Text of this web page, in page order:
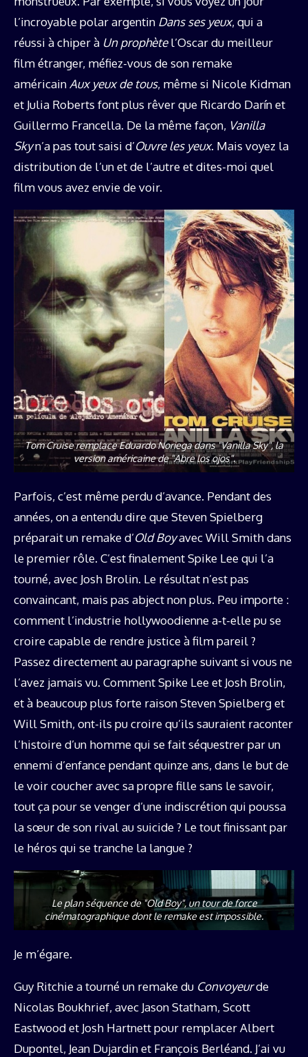
l’incroyable polar argentin Dans ses yeux, qui a
réussi à chiper à Un prophètel’Oscar du meilleur
film étranger, méfiez-vous de son remake
américain Aux yeux de tous, même si Nicole Kidman
et Julia Roberts font plus rêver que Ricardo Darín et
Guillermo Francella. De la même façon, Vanilla
Skyn’a pas tout saisi d’Ouvre les yeux. Mais voyez la
distribution de l’un et de l’autre et dites-moi quel
film vous avez envie de voir.
Tom Cruise remplace Eduardo Noriega dans "Vanilla Sky", la
version américaine de "Abre los ojos".
Parfois, c’est même perdu d’avance. Pendant des
années, on a entendu dire que Steven Spielberg
préparait un remake d’Old Boyavec Will Smith dans
le premier rôle. C’est finalement Spike Lee qui l’a
tourné, avec Josh Brolin. Le résultat n’est pas
convaincant, mais pas abject non plus. Peu importe :
comment l’industrie hollywoodienne a‑t-elle pu se
croire capable de rendre justice à film pareil ?
Passez directement au paragraphe suivant si vous ne
l’avez jamais vu. Comment Spike Lee et Josh Brolin,
et à beaucoup plus forte raison Steven Spielberg et
Will Smith, ont-ils pu croire qu’ils sauraient raconter
l’histoire d’un homme qui se fait séquestrer par un
ennemi d’enfance pendant quinze ans, dans le but de
le voir coucher avec sa propre fille sans le savoir,
tout ça pour se venger d’une indiscrétion qui poussa
la sœur de son rival au suicide ? Le tout finissant par
le héros qui se tranche la langue ?
Le plan séquence de "Old Boy", un tour de force
cinématographique dont le remake est impossible.
Je m’égare.
Guy Ritchie a tourné un remake du Convoyeurde
Nicolas Boukhrief, avec Jason Statham, Scott
Eastwood et Josh Hartnett pour remplacer Albert
Dupontel, Jean Dujardin et François Berléand. J’ai vu